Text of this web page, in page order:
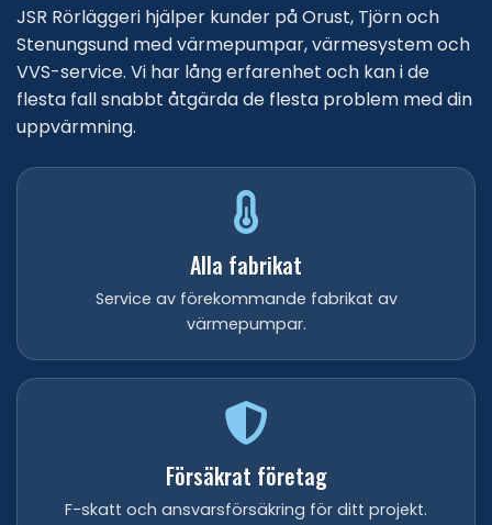
JSR Rörläggeri hjälper kunder på Orust, Tjörn och
Stenungsund med värmepumpar, värmesystem och
VVS-service. Vi har lång erfarenhet och kan i de
flesta fall snabbt åtgärda de flesta problem med din
uppvärmning.
Alla fabrikat
Service av förekommande fabrikat av
värmepumpar.
Försäkrat företag
F-skatt och ansvarsförsäkring för ditt projekt.